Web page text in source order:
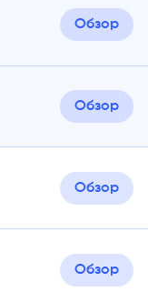
Обзор
Обзор
Обзор
Обзор